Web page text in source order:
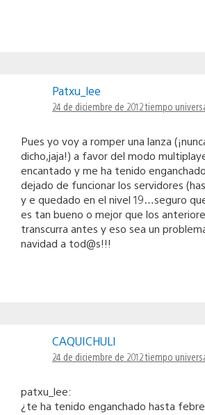
Patxu_lee
24 de diciembre de 2012 tiempo
Pues yo voy a romper una lanza
dicho,jaja!) a favor del modo
encantado y me ha tenido
dejado de funcionar los servidores
y e quedado en el nivel 19…seguro
es tan bueno o mejor que los
transcurra antes y eso sea un
navidad a tod@s!!!
CAQUICHULI
24 de diciembre de 2012 tiempo
patxu_lee:
¿te ha tenido enganchado hasta